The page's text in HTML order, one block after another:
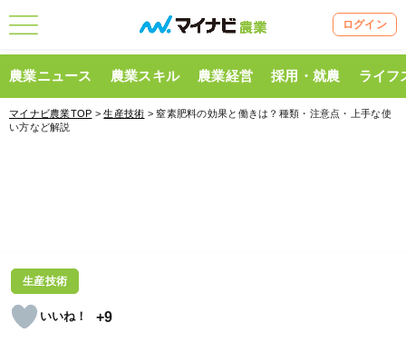
ログイン
農業ニュース 農業スキル 農業経営 採用・就農 ライフ
マイナビ農業TOP >生産技術 > 窒素肥料の効果と働きは？種類・注意点・上手な使
い方など解説
生産技術
+9